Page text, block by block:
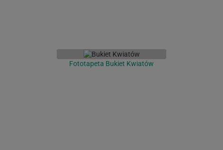
Fototapeta Bukiet Kwiatów